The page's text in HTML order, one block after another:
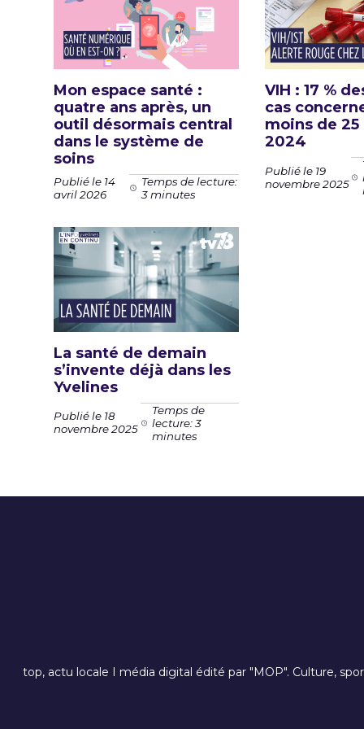
Mon espace santé :
quatre ans après, un
outil désormais central
dans le système de
soins
Publié le 14
avril 2026
Temps de lecture:
3 minutes
VIH : 17 %
cas
moins de 25
2024
Publié le 19
novembre 2025
La santé de demain
s’invente déjà dans les
Yvelines
Publié le 18
novembre 2025
Temps de
lecture: 3
minutes
top, actu locale I média digital édité par "MOP". Culture,